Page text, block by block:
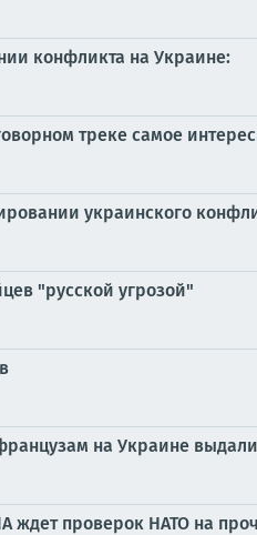
конфликта на Украине:
треке самое
украинского
"русской угрозой"
на Украине
ждет проверок НАТО на